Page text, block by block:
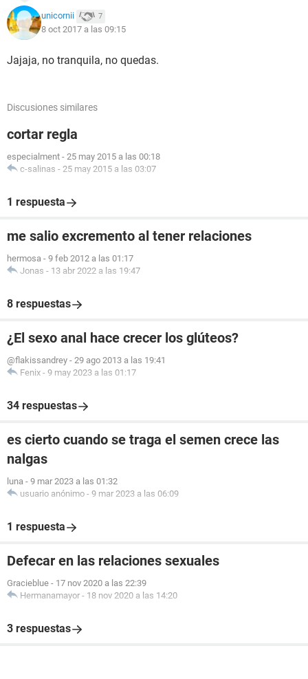
unicornii 7
8 oct 2017 a las 09:15
Jajaja, no tranquila, no quedas.
Discusiones similares
cortar regla
especialment - 25 may 2015 a las 00:18
c-salinas - 25 may 2015 a las 03:07
1 respuesta
me salio excremento al tener relaciones
hermosa - 9 feb 2012 a las 01:17
Jonas - 13 abr 2022 a las 19:47
8 respuestas
¿El sexo anal hace crecer los glúteos?
@flakissandrey - 29 ago 2013 a las 19:41
Fenix - 9 may 2023 a las 01:17
34 respuestas
es cierto cuando se traga el semen crece las
nalgas
luna - 9 mar 2023 a las 01:32
usuario anónimo - 9 mar 2023 a las 06:09
1 respuesta
Defecar en las relaciones sexuales
Gracieblue - 17 nov 2020 a las 22:39
Hermanamayor - 18 nov 2020 a las 14:20
3 respuestas